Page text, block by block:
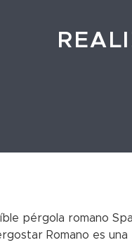
pérgola romano
Romano es